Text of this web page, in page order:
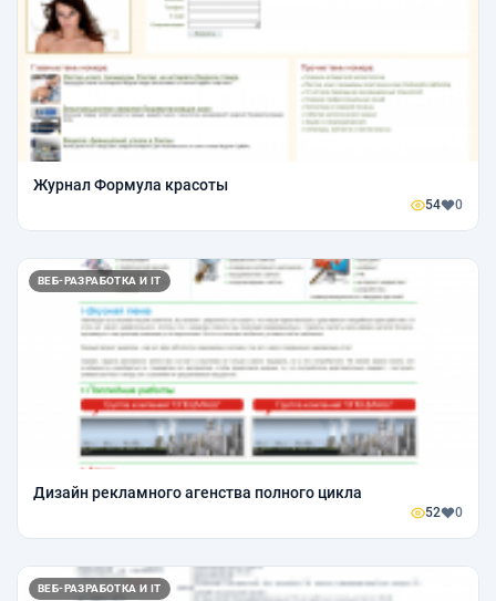
Журнал Формула красоты
54 0
ВЕБ-РАЗРАБОТКА И IT
Дизайн рекламного агенства полного цикла
52 0
ВЕБ-РАЗРАБОТКА И IT